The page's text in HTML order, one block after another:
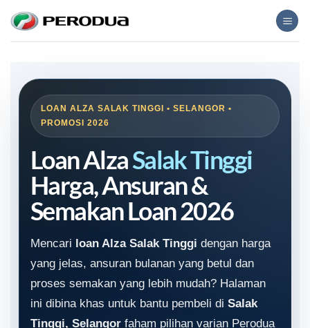
content
LOAN ALZA SALAK TINGGI • SELANGOR •
PROMOSI 2026
Loan AlzaSalak Tinggi
Harga, Ansuran &
Semakan Loan 2026
Mencari loan Alza Salak Tinggi dengan harga
yang jelas, ansuran bulanan yang betul dan
proses semakan yang lebih mudah? Halaman
ini dibina khas untuk bantu pembeli di Salak
Tinggi, Selangor faham pilihan varian Perodua